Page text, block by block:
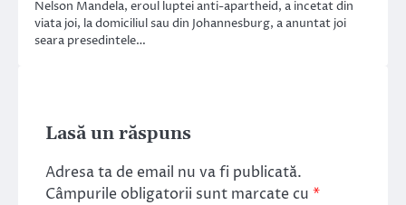
Nelson Mandela, eroul luptei anti-apartheid, a incetat din
viata joi, la domiciliul sau din Johannesburg, a anuntat joi
seara presedintele…
Lasă un răspuns
Adresa ta de email nu va fi publicată.
Câmpurile obligatorii sunt marcate cu *